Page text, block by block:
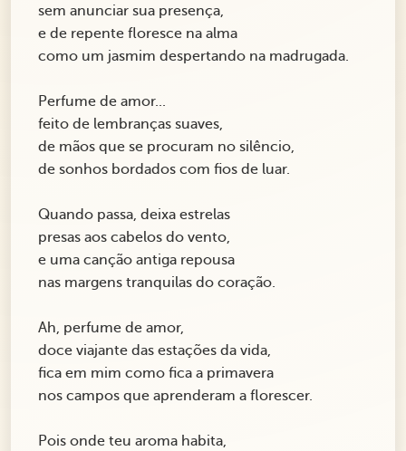
sem anunciar sua presença,
e de repente floresce na alma
como um jasmim despertando na madrugada.
Perfume de amor...
feito de lembranças suaves,
de mãos que se procuram no silêncio,
de sonhos bordados com fios de luar.
Quando passa, deixa estrelas
presas aos cabelos do vento,
e uma canção antiga repousa
nas margens tranquilas do coração.
Ah, perfume de amor,
doce viajante das estações da vida,
fica em mim como fica a primavera
nos campos que aprenderam a florescer.
Pois onde teu aroma habita,